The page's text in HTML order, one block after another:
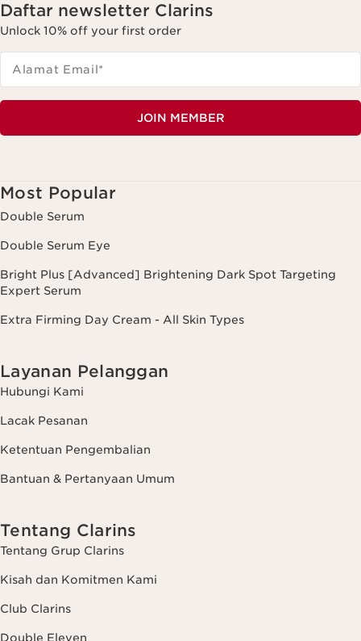
Daftar newsletter Clarins
Unlock 10% off your first order
Alamat Email*
JOIN MEMBER
Most Popular
Double Serum
Double Serum Eye
Bright Plus [Advanced] Brightening Dark Spot Targeting
Expert Serum
Extra Firming Day Cream - All Skin Types
Layanan Pelanggan
Hubungi Kami
Lacak Pesanan
Ketentuan Pengembalian
Bantuan & Pertanyaan Umum
Tentang Clarins
Tentang Grup Clarins
Kisah dan Komitmen Kami
Club Clarins
Double Eleven